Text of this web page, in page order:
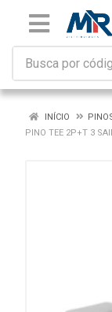
INÍCIO
PINO TEE 2P+T 3